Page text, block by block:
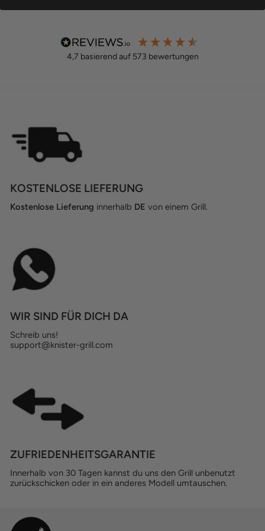
4,7 basierend auf 573 bewertungen
KOSTENLOSE LIEFERUNG
Kostenlose Lieferung innerhalb DE von einem Grill.
WIR SIND FÜR DICH DA
Schreib uns!
support@knister-grill.com
ZUFRIEDENHEITSGARANTIE
Innerhalb von 30 Tagen kannst du uns den Grill unbenutzt
zurückschicken oder in ein anderes Modell umtauschen.